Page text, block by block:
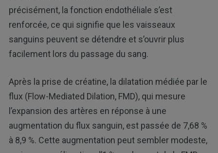
précisément, la fonction endothéliale s’est
renforcée, ce qui signifie que les vaisseaux
sanguins peuvent se détendre et s’ouvrir plus
facilement lors du passage du sang.
Après la prise de créatine, la dilatation médiée par le
flux (Flow-Mediated Dilation, FMD), qui mesure
l’expansion des artères en réponse à une
augmentation du flux sanguin, est passée de 7,68 %
à 8,9 %. Cette augmentation peut sembler modeste,